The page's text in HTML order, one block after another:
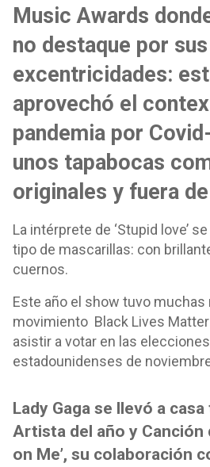
Music Awards
no destaque por
excentricidades:
aprovechó el
pandemia por
unos tapabocas
originales y fuera
La intérprete de ‘Stupid love’
tipo de mascarillas: con
cuernos.
Este año el show tuvo muchas
movimiento Black Lives
asistir a votar en las
estadounidenses de
Lady Gaga se llevó a
Artista del año y Canción
on Me’, su colaboración